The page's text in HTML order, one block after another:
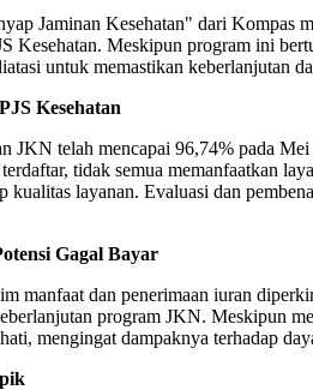
Jaminan Kesehatan" dari Kompas
Kesehatan. Meskipun program ini
untuk memastikan keberlanjutan
Kesehatan
JKN telah mencapai 96,74% pada
tidak semua memanfaatkan
kualitas layanan. Evaluasi dan
Gagal Bayar
manfaat dan penerimaan iuran
program JKN. Meskipun
mengingat dampaknya terhadap